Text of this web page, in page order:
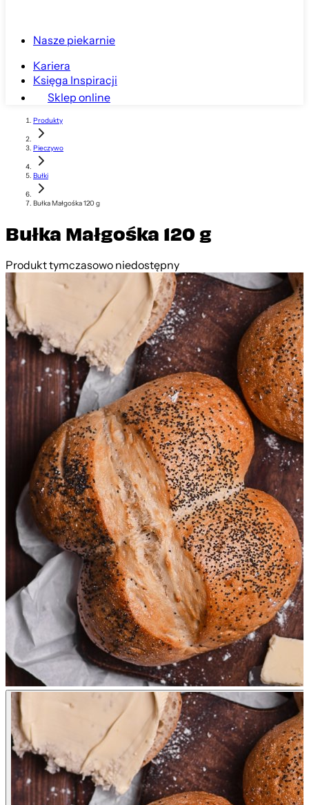
Nasze piekarnie
Kariera
Księga Inspiracji
Sklep online
Produkty
Pieczywo
Bułki
Bułka Małgośka 120 g
Bułka Małgośka 120 g
Produkt tymczasowo niedostępny